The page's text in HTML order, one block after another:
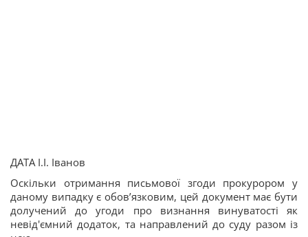
ДАТА І.І. Іванов
Оскільки отримання письмової згоди прокурором у
даному випадку є обов’язковим, цей документ має бути
долучений до угоди про визнання винуватості як
невід'ємний додаток, та направлений до суду разом із